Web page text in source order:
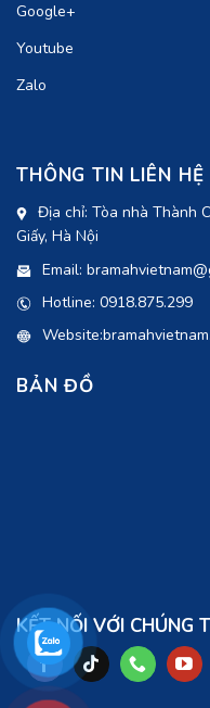
Google+
Youtube
Zalo
THÔNG TIN LIÊN HỆ
Địa chỉ: Tòa nhà Thành
Giấy, Hà Nội
Email:
Hotline: 0918.875.299
BẢN ĐỒ
KẾT NỐI VỚI CHÚNG